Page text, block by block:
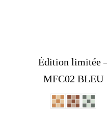
Édition limitée
MFC02 BLEU